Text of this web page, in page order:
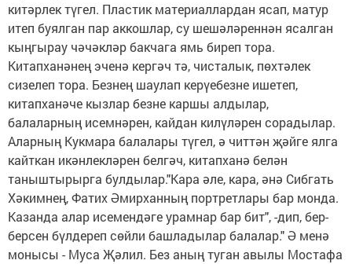
китәрлек түгел. Пластик материаллардан ясап, матур
итеп буялган пар аккошлар, су шешәләреннән ясалган
кыңгырау чәчәкләр бакчага ямь биреп тора.
Китапханәнең эченә кергәч тә, чисталык, пөхтәлек
сизелеп тора. Безнең шаулап керүебезне ишетеп,
китапханәче кызлар безне каршы алдылар,
балаларның исемнәрен, кайдан килүләрен сорадылар.
Аларның Кукмара балалары түгел, ә читтән җәйге ялга
кайткан икәнлекләрен белгәч, китапханә белән
таныштырырга булдылар."Кара әле, кара, әнә Сибгать
Хәкимнең, Фатих Әмирханның портретлары бар монда.
Казанда алар исемендәге урамнар бар бит", -дип, бер-
берсен бүлдереп сөйли башладылар балалар." Ә менә
монысы - Муса Җәлил. Без аның туган авылы Мостафа